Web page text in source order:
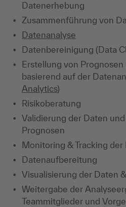
Datenerhebung
Zusammenführung von
Datenanalyse
Datenbereinigung (Data
Erstellung von
basierend auf der
Analytics)
Risikoberatung
Validierung der Daten
Prognosen
Monitoring & Tracking der
Datenaufbereitung
Visualisierung der Daten
Weitergabe der
Teammitglieder und